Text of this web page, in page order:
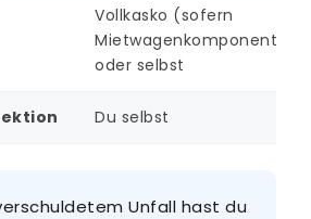
Vollkasko (sofern
Mietwagenkomponente)
oder selbst
Du selbst
Unfall hast du